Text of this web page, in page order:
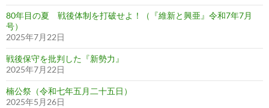
80年目の夏 戦後体制を打破せよ！（『維新と興亜』令和7年7月
号）
2025年7月22日
戦後保守を批判した『新勢力』
2025年7月22日
楠公祭（令和七年五月二十五日）
2025年5月26日